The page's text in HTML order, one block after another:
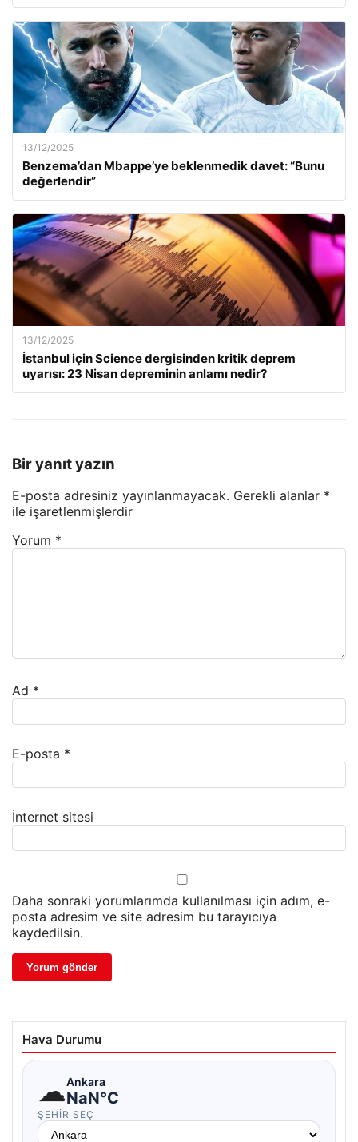
13/12/2025
Benzema’dan Mbappe’ye beklenmedik davet: “Bunu
değerlendir”
13/12/2025
İstanbul için Science dergisinden kritik deprem
uyarısı: 23 Nisan depreminin anlamı nedir?
Bir yanıt yazın
E-posta adresiniz yayınlanmayacak. Gerekli alanlar *
ile işaretlenmişlerdir
Yorum *
Ad *
E-posta *
İnternet sitesi
Daha sonraki yorumlarımda kullanılması için adım, e-
posta adresim ve site adresim bu tarayıcıya
kaydedilsin.
Hava Durumu
☁Ankara
NaN°C
ŞEHIR SEÇ